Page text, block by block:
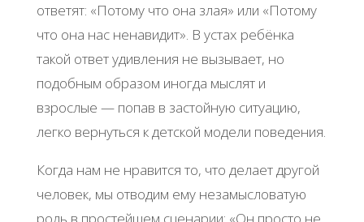
ответят: «Потому что она злая» или «Потому
что она нас ненавидит». В устах ребёнка
такой ответ удивления не вызывает, но
подобным образом иногда мыслят и
взрослые — попав в застойную ситуацию,
легко вернуться к детской модели поведения.
Когда нам не нравится то, что делает другой
человек, мы отводим ему незамысловатую